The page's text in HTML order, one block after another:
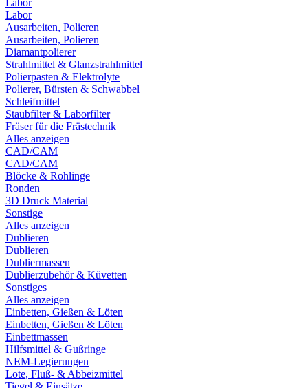
Labor
Labor
Ausarbeiten, Polieren
Ausarbeiten, Polieren
Diamantpolierer
Strahlmittel & Glanzstrahlmittel
Polierpasten & Elektrolyte
Polierer, Bürsten & Schwabbel
Schleifmittel
Staubfilter & Laborfilter
Fräser für die Frästechnik
Alles anzeigen
CAD/CAM
CAD/CAM
Blöcke & Rohlinge
Ronden
3D Druck Material
Sonstige
Alles anzeigen
Dublieren
Dublieren
Dubliermassen
Dublierzubehör & Küvetten
Sonstiges
Alles anzeigen
Einbetten, Gießen & Löten
Einbetten, Gießen & Löten
Einbettmassen
Hilfsmittel & Gußringe
NEM-Legierungen
Lote, Fluß- & Abbeizmittel